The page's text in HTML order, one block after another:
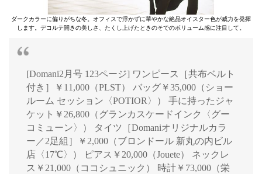
ダークカラーに偏りがちな冬。オフィスで浮かずに華やかな絶品オイスター色が威力を発揮
します。デコルテ開きの美しさ、たくし上げたときのそでのボリューム感に注目して。
[Domani2月号 123ページ] ワンピース［共布ベルト
付き］￥11,000（PLST） バッグ￥35,000（ショー
ルーム セッション〈POTIOR〉） 手に持ったジャ
ケット￥26,800（グランカスケードインク〈グー
コミューン〉） タイツ［Domaniオリジナルカラ
ー／2足組］￥2,000（ブロンドール 新丸の内ビル
店〈17℃〉） ピアス￥20,000（Jouete） ネックレ
ス￥21,000（ココシュニック） 時計￥73,000（栄